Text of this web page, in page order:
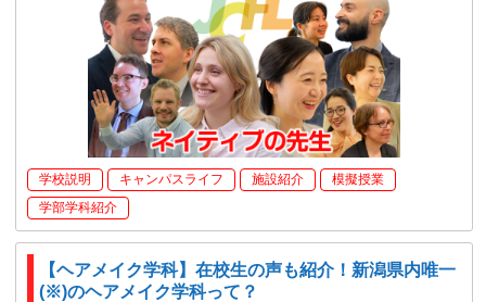
学校説明 キャンパスライフ 施設紹介
模擬授業
学部学科紹介
【ヘアメイク学科】在校生の声も紹介！新潟県内唯一
(※)のヘアメイク学科って？